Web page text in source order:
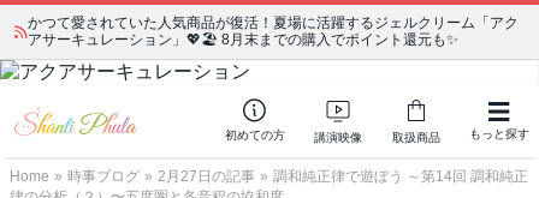
かつて愛されていた人気商品が復活！夏場に活躍するジェルクリーム「アク
アサーキュレーション」💖🏖️ 8月末までの購入でポイント還元も✨
初めての方 講演映像 取扱商品 もっと探す
Home » 時事ブログ » 2月27日の記事 » 調和純正律で遊ぼう ～第14回 調和純正